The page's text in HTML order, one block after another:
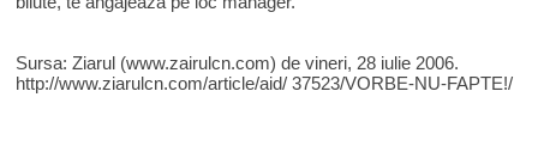
Sursa: Ziarul (www.zairulcn.com) de vineri, 28 iulie 2006.
http://www.ziarulcn.com/article/aid/ 37523/VORBE-NU-FAPTE!/